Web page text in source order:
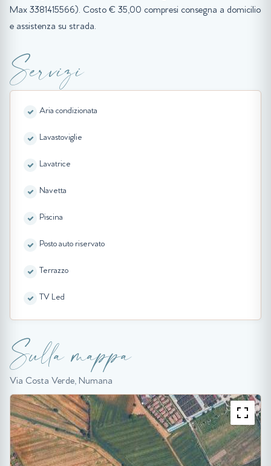
Max 3381415566). Costo € 35,00 compresi consegna a domicilio
e assistenza su strada.
Servizi
Aria condizionata
Lavastoviglie
Lavatrice
Navetta
Piscina
Posto auto riservato
Terrazzo
TV Led
Sulla mappa
Via Costa Verde, Numana